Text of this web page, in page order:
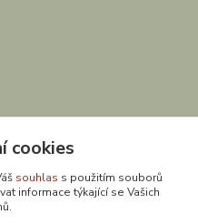
cookies
souhlas s použitím souborů
informace týkající se Vašich